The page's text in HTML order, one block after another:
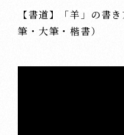
【書道】「羊」の書
筆・大筆・楷書）